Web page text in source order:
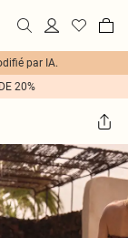
par IA.
20%